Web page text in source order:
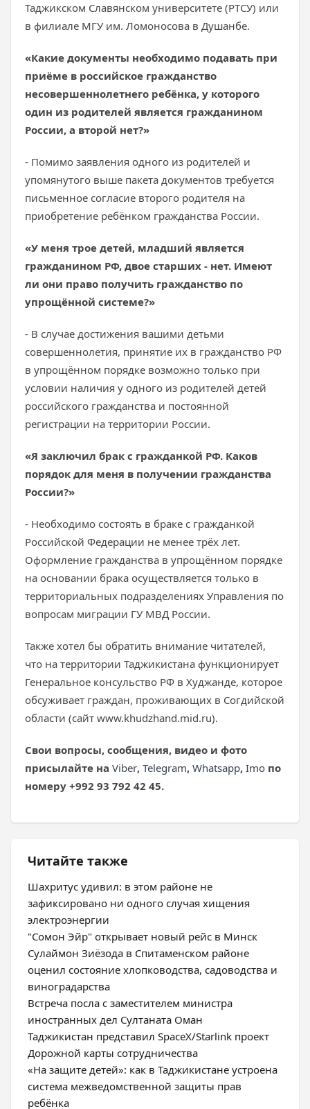
Таджикском Славянском университете (РТСУ) или
в филиале МГУ им. Ломоносова в Душанбе.
«Какие документы необходимо подавать при
приёме в российское гражданство
несовершеннолетнего ребёнка, у которого
один из родителей является гражданином
России, а второй нет?»
- Помимо заявления одного из родителей и
упомянутого выше пакета документов требуется
письменное согласие второго родителя на
приобретение ребёнком гражданства России.
«У меня трое детей, младший является
гражданином РФ, двое старших - нет. Имеют
ли они право получить гражданство по
упрощённой системе?»
- В случае достижения вашими детьми
совершеннолетия, принятие их в гражданство РФ
в упрощённом порядке возможно только при
условии наличия у одного из родителей детей
российского гражданства и постоянной
регистрации на территории России.
«Я заключил брак с гражданкой РФ. Каков
порядок для меня в получении гражданства
России?»
- Необходимо состоять в браке с гражданкой
Российской Федерации не менее трёх лет.
Оформление гражданства в упрощённом порядке
на основании брака осуществляется только в
территориальных подразделениях Управления по
вопросам миграции ГУ МВД России.
Также хотел бы обратить внимание читателей,
что на территории Таджикистана функционирует
Генеральное консульство РФ в Худжанде, которое
обсуживает граждан, проживающих в Согдийской
области (сайт www.khudzhand.mid.ru).
Свои вопросы, сообщения, видео и фото
присылайте на Viber, Telegram, Whatsapp, Imo по
номеру +992 93 792 42 45.
Читайте также
Шахритус удивил: в этом районе не
зафиксировано ни одного случая хищения
электроэнергии
"Сомон Эйр" открывает новый рейс в Минск
Сулаймон Зиёзода в Спитаменском районе
оценил состояние хлопководства, садоводства и
виноградарства
Встреча посла с заместителем министра
иностранных дел Султаната Оман
Таджикистан представил SpaceX/Starlink проект
Дорожной карты сотрудничества
«На защите детей»: как в Таджикистане устроена
система межведомственной защиты прав
ребёнка